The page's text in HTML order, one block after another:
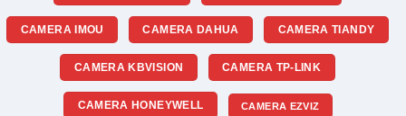
CAMERA IMOU CAMERA DAHUA CAMERA TIANDY
CAMERA KBVISION CAMERA TP-LINK
CAMERA HONEYWELL CAMERA EZVIZ